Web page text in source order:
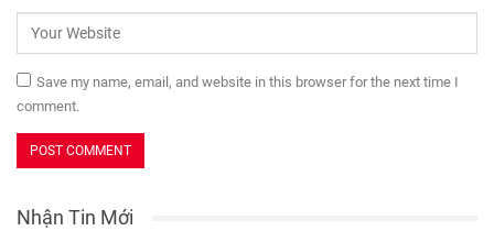
Save my name, email, and website in this browser for the next time I
comment.
Nhận Tin Mới